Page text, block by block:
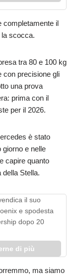
completamente il
la scocca.
tra 80 e 100 kg
con precisione gli
una prova
prima con il
per il 2026.
è stato
e nelle
capire quanto
Stella.
il suo
e spodesta
dopo 20
di più
ma siamo